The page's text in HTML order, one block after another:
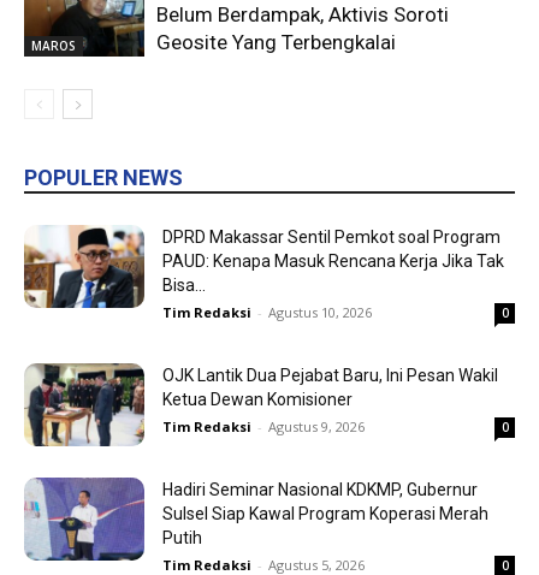
MAROS
Belum Berdampak, Aktivis Soroti
Geosite Yang Terbengkalai
POPULER NEWS
DPRD Makassar Sentil Pemkot soal Program
PAUD: Kenapa Masuk Rencana Kerja Jika Tak
Bisa...
Tim Redaksi - Agustus 10, 2026 0
OJK Lantik Dua Pejabat Baru, Ini Pesan Wakil
Ketua Dewan Komisioner
Tim Redaksi - Agustus 9, 2026 0
Hadiri Seminar Nasional KDKMP, Gubernur
Sulsel Siap Kawal Program Koperasi Merah
Putih
Tim Redaksi - Agustus 5, 2026 0